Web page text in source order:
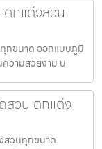
กแต่งสวน
กขนาด ออกแบบภูมิ
วามสวยงาม บ
สวน ตกแต่ง
สวนทุกขนาด